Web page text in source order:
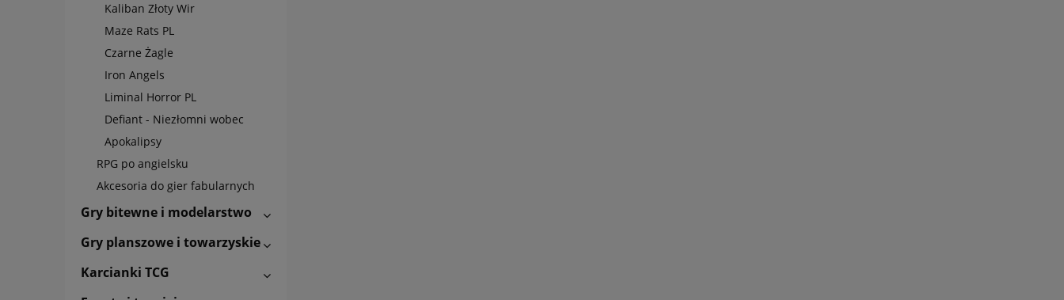
Kaliban Złoty Wir
Maze Rats PL
Czarne Żagle
Iron Angels
Liminal Horror PL
Defiant - Niezłomni wobec
Apokalipsy
RPG po angielsku
Akcesoria do gier fabularnych
Gry bitewne i modelarstwo
Gry planszowe i towarzyskie
Karcianki TCG